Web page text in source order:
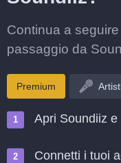
Continua a
passaggio da
Premium
Apri Soundiiz
Connetti i tuoi